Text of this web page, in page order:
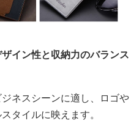
ザイン性と収納力のバランス
ネスシーンに適し、ロゴや
タイルに映えます。